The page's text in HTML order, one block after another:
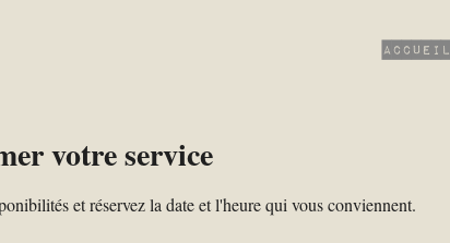
Accueil
votre service
et réservez la date et l'heure qui vous conviennent.